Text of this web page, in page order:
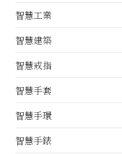
智慧工業
智慧建築
智慧戒指
智慧手套
智慧手環
智慧手錶